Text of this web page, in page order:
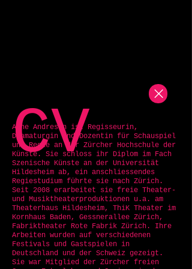
Anne Andresen ist Regisseurin,
Dramaturgin und Dozentin für Schauspiel
und Regie an der Zürcher Hochschule der
Künste. Sie schloss ihr Diplom im Fach
Szenische Künste an der Universität
Hildesheim ab, ein anschliessendes
Regiestudium führte sie nach Zürich.
Seit 2008 erarbeitet sie freie Theater-
und Musiktheaterproduktionen u.a. am
Theaterhaus Hildesheim, ThiK Theater im
Kornhaus Baden, Gessnerallee Zürich,
Fabriktheater Rote Fabrik Zürich. Ihre
Arbeiten wurden auf verschiedenen
Festivals und Gastspielen in
Deutschland und der Schweiz gezeigt.
Sie war Mitglied der Zürcher freien
CV